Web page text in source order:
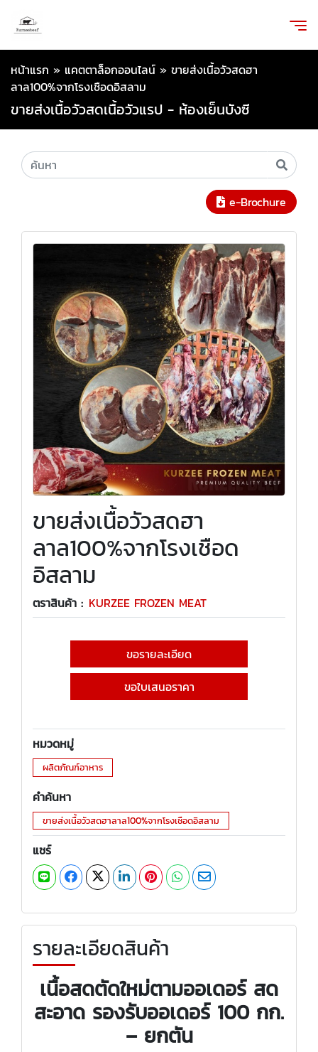
หน้าแรก » แคตตาล็อกออนไลน์ » ขายส่งเนื้อวัวสดฮา
ลาล100%จากโรงเชือดอิสลาม
ขายส่งเนื้อวัวสดเนื้อวัวแรป - ห้องเย็นบังซี
e-Brochure
ขายส่งเนื้อวัวสดฮา
ลาล100%จากโรงเชือด
อิสลาม
ตราสินค้า : KURZEE FROZEN MEAT
ขอรายละเอียด
ขอใบเสนอราคา
หมวดหมู่
ผลิตภัณฑ์อาหาร
คำค้นหา
ขายส่งเนื้อวัวสดฮาลาล100%จากโรงเชือดอิสลาม
แชร์
รายละเอียดสินค้า
เนื้อสดตัดใหม่ตามออเดอร์ สด
สะอาด รองรับออเดอร์ 100 กก.
– ยกตัน